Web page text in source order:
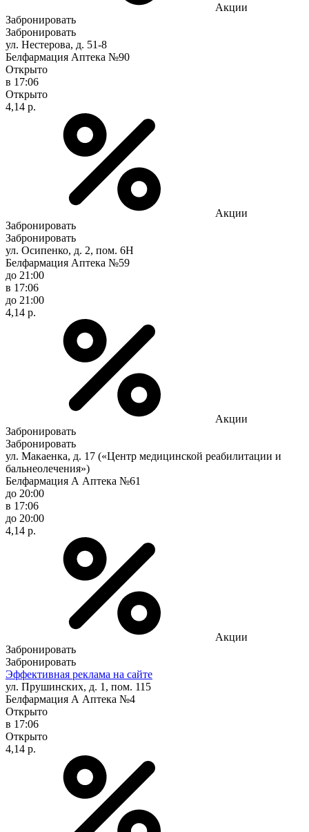
Акции
Забронировать
Забронировать
ул. Нестерова, д. 51-8
Белфармация Аптека №90
Открыто
в 17:06
Открыто
4,14 р.
Акции
Забронировать
Забронировать
ул. Осипенко, д. 2, пом. 6Н
Белфармация Аптека №59
до 21:00
в 17:06
до 21:00
4,14 р.
Акции
Забронировать
Забронировать
ул. Макаенка, д. 17 («Центр медицинской реабилитации и
бальнеолечения»)
Белфармация А Аптека №61
до 20:00
в 17:06
до 20:00
4,14 р.
Акции
Забронировать
Забронировать
Эффективная реклама на сайте
ул. Прушинских, д. 1, пом. 115
Белфармация А Аптека №4
Открыто
в 17:06
Открыто
4,14 р.